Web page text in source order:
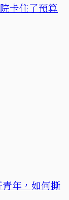
卡住了預算
年，如何撕